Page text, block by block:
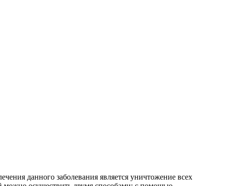
данного заболевания является уничтожение всех